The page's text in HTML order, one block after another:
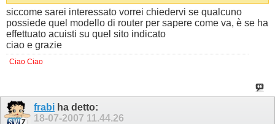
siccome sarei interessato vorrei chiedervi se qualcuno
possiede quel modello di router per sapere come va, è se ha
effettuato acuisti su quel sito indicato
ciao e grazie
Ciao Ciao
frabi ha detto:
18-07-2007 11.44.26